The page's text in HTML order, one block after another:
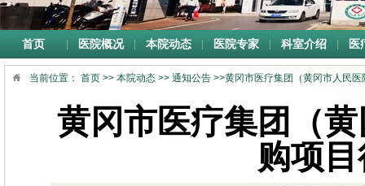
首页 医院概况 本院动态 医院专家 科室介绍 医
当前位置： 首页 >> 本院动态 >> 通知公告 >>黄冈市医疗集团（黄冈市人民
黄冈市医疗集团（
购项